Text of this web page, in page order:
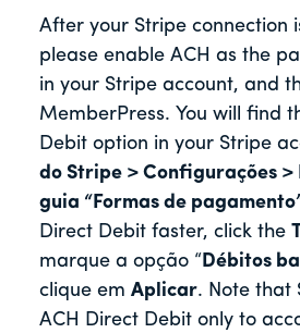
After your Stripe connection
please enable ACH as the
in your Stripe account, and
MemberPress. You will find
Debit option in your Stripe
do Stripe > Configurações >
guia “Formas de
Direct Debit faster, click the
marque a opção “Débitos
clique em Aplicar. Note that
ACH Direct Debit only to